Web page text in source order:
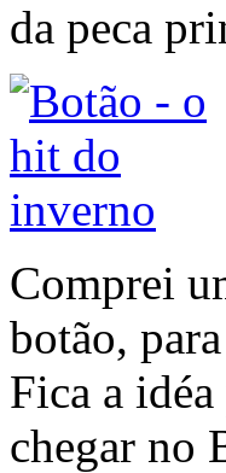
da peca
Comprei
botão,
Fica a
chegar no